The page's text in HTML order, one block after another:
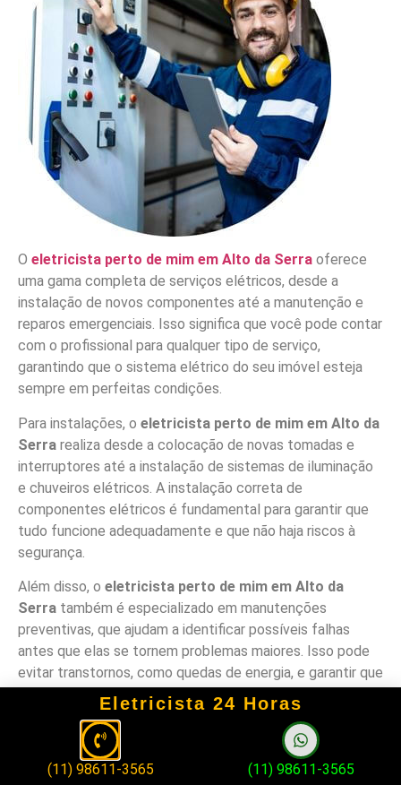
O eletricista perto de mim em Alto da Serra oferece
uma gama completa de serviços elétricos, desde a
instalação de novos componentes até a manutenção e
reparos emergenciais. Isso significa que você pode contar
com o profissional para qualquer tipo de serviço,
garantindo que o sistema elétrico do seu imóvel esteja
sempre em perfeitas condições.
Para instalações, o eletricista perto de mim em Alto da
Serra realiza desde a colocação de novas tomadas e
interruptores até a instalação de sistemas de iluminação
e chuveiros elétricos. A instalação correta de
componentes elétricos é fundamental para garantir que
tudo funcione adequadamente e que não haja riscos à
segurança.
Além disso, o eletricista perto de mim em Alto da
Serra também é especializado em manutenções
preventivas, que ajudam a identificar possíveis falhas
antes que elas se tornem problemas maiores. Isso pode
evitar transtornos, como quedas de energia, e garantir que
o sistema elétrico opere de maneira eficiente.
Em situações de emergência, como curtos-circuitos ou
falhas graves no sistema elétrico, o
eletricista perto de
mim em Alto da Serra
está disponível para solucionar o
Eletricista 24 Horas
(11) 98611-3565 (11) 98611-3565